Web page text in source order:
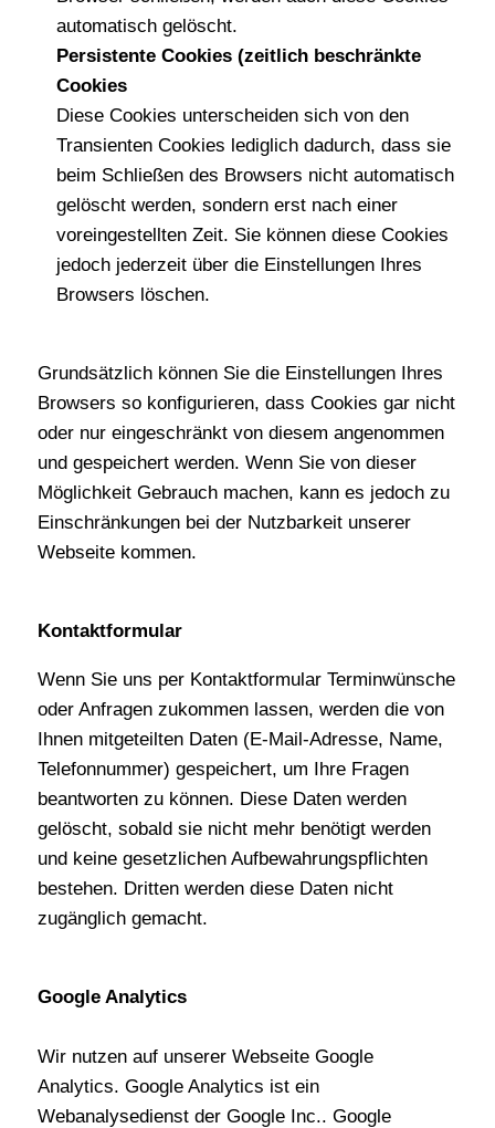
automatisch gelöscht.
Persistente Cookies (zeitlich beschränkte
Cookies
Diese Cookies unterscheiden sich von den
Transienten Cookies lediglich dadurch, dass sie
beim Schließen des Browsers nicht automatisch
gelöscht werden, sondern erst nach einer
voreingestellten Zeit. Sie können diese Cookies
jedoch jederzeit über die Einstellungen Ihres
Browsers löschen.
Grundsätzlich können Sie die Einstellungen Ihres
Browsers so konfigurieren, dass Cookies gar nicht
oder nur eingeschränkt von diesem angenommen
und gespeichert werden. Wenn Sie von dieser
Möglichkeit Gebrauch machen, kann es jedoch zu
Einschränkungen bei der Nutzbarkeit unserer
Webseite kommen.
Kontaktformular
Wenn Sie uns per Kontaktformular Terminwünsche
oder Anfragen zukommen lassen, werden die von
Ihnen mitgeteilten Daten (E-Mail-Adresse, Name,
Telefonnummer) gespeichert, um Ihre Fragen
beantworten zu können. Diese Daten werden
gelöscht, sobald sie nicht mehr benötigt werden
und keine gesetzlichen Aufbewahrungspflichten
bestehen. Dritten werden diese Daten nicht
zugänglich gemacht.
Google Analytics
Wir nutzen auf unserer Webseite Google
Analytics. Google Analytics ist ein
Webanalysedienst der Google Inc.. Google